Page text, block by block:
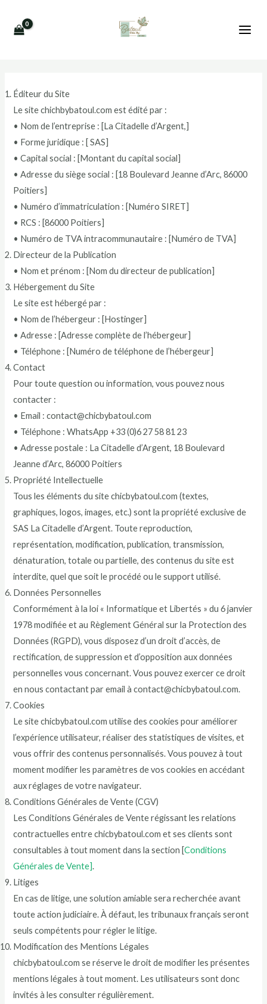
Éditeur du Site
Le site chichbybatoul.com est édité par :
• Nom de l’entreprise : [La Citadelle d’Argent,]
• Forme juridique : [ SAS]
• Capital social : [Montant du capital social]
• Adresse du siège social : [18 Boulevard Jeanne d’Arc, 86000
Poitiers]
• Numéro d’immatriculation : [Numéro SIRET]
• RCS : [86000 Poitiers]
• Numéro de TVA intracommunautaire : [Numéro de TVA]
Directeur de la Publication
• Nom et prénom : [Nom du directeur de publication]
Hébergement du Site
Le site est hébergé par :
• Nom de l’hébergeur : [Hostinger]
• Adresse : [Adresse complète de l’hébergeur]
• Téléphone : [Numéro de téléphone de l’hébergeur]
Contact
Pour toute question ou information, vous pouvez nous
contacter :
• Email : contact@chicbybatoul.com
• Téléphone : WhatsApp +33 (0)6 27 58 81 23
• Adresse postale : La Citadelle d’Argent, 18 Boulevard
Jeanne d’Arc, 86000 Poitiers
Propriété Intellectuelle
Tous les éléments du site chicbybatoul.com (textes,
graphiques, logos, images, etc.) sont la propriété exclusive de
SAS La Citadelle d’Argent. Toute reproduction,
représentation, modification, publication, transmission,
dénaturation, totale ou partielle, des contenus du site est
interdite, quel que soit le procédé ou le support utilisé.
Données Personnelles
Conformément à la loi « Informatique et Libertés » du 6 janvier
1978 modifiée et au Règlement Général sur la Protection des
Données (RGPD), vous disposez d’un droit d’accès, de
rectification, de suppression et d’opposition aux données
personnelles vous concernant. Vous pouvez exercer ce droit
en nous contactant par email à contact@chicbybatoul.com.
Cookies
Le site chicbybatoul.com utilise des cookies pour améliorer
l’expérience utilisateur, réaliser des statistiques de visites, et
vous offrir des contenus personnalisés. Vous pouvez à tout
moment modifier les paramètres de vos cookies en accédant
aux réglages de votre navigateur.
Conditions Générales de Vente (CGV)
Les Conditions Générales de Vente régissant les relations
contractuelles entre chicbybatoul.com et ses clients sont
consultables à tout moment dans la section [Conditions
Générales de Vente].
Litiges
En cas de litige, une solution amiable sera recherchée avant
toute action judiciaire. À défaut, les tribunaux français seront
seuls compétents pour régler le litige.
Modification des Mentions Légales
chicbybatoul.com se réserve le droit de modifier les présentes
mentions légales à tout moment. Les utilisateurs sont donc
invités à les consulter régulièrement.